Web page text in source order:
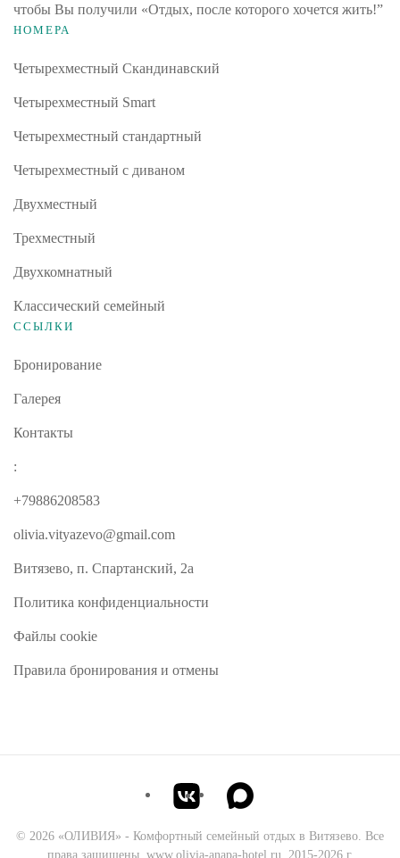
чтобы Вы получили «Отдых, после которого хочется жить!”
НОМЕРА
Четырехместный Скандинавский
Четырехместный Smart
Четырехместный стандартный
Четырехместный с диваном
Двухместный
Трехместный
Двухкомнатный
Классический семейный
ССЫЛКИ
Бронирование
Галерея
Контакты
:
+79886208583
olivia.vityazevo@gmail.com
Витязево, п. Спартанский, 2а
Политика конфиденциальности
Файлы cookie
Правила бронирования и отмены
© 2026 «ОЛИВИЯ» - Комфортный семейный отдых в Витязево. Все
права защищены. www.olivia-anapa-hotel.ru. 2015-2026 г.